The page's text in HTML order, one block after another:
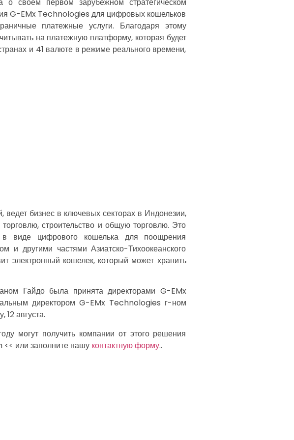
своем первом зарубежном стратегическом
G-EMx Technologies для цифровых кошельков
платежные услуги. Благодаря этому
на платежную платформу, которая будет
и 41 валюте в режиме реального времени,
бизнес в ключевых секторах в Индонезии,
строительство и общую торговлю. Это
виде цифрового кошелька для поощрения
и другими частями Азиатско-Тихоокеанского
электронный кошелек, который может хранить
Гайдо была принята директорами G-EMx
директором G-EMx Technologies г-ном
августа.
могут получить компании от этого решения
или заполните нашу контактную форму..